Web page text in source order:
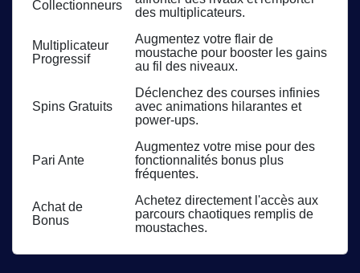
Collectionneurs
des multiplicateurs.
Multiplicateur
Progressif
Augmentez votre flair de
moustache pour booster les gains
au fil des niveaux.
Spins Gratuits
Déclenchez des courses infinies
avec animations hilarantes et
power-ups.
Pari Ante
Augmentez votre mise pour des
fonctionnalités bonus plus
fréquentes.
Achat de
Bonus
Achetez directement l'accès aux
parcours chaotiques remplis de
moustaches.